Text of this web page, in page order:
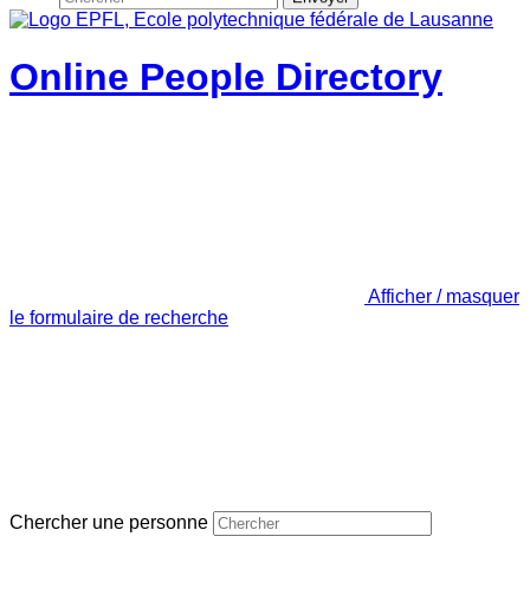
Online People Directory
Afficher / masquer
le formulaire de recherche
Chercher une personne